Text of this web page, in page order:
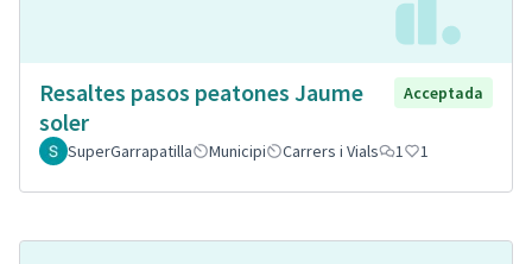
Resaltes pasos peatones Jaume
soler
Acceptada
SuperGarrapatilla Municipi Carrers i Vials 1 1